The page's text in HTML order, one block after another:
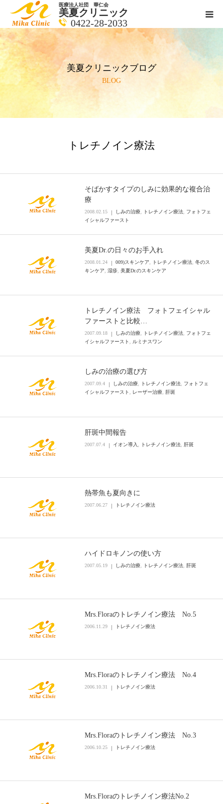
医療法人社団 華仁会
美夏クリニック
0422-28-2033
美夏クリニックブログ
BLOG
トレチノイン療法
そばかすタイプのしみに効果的な複合治
療
2008.02.15 しみの治療 トレチノイン療法
フォトフェ
イシャルファースト
美夏Dr.の日々のお手入れ
2008.01.24 009)スキンケア トレチノイン療法 冬のス
キンケア
湿疹 美夏Dr.のスキンケア
トレチノイン療法 フォトフェイシャル
ファーストと比較…
2007.09.18 しみの治療, トレチノイン療法, フォトフェ
イシャルファースト, ルミナスワン
しみの治療の選び方
2007.09.4 しみの治療, トレチノイン療法, フォトフェ
イシャルファースト, レーザー治療, 肝斑
肝斑中間報告
2007.07.4 イオン導入 トレチノイン療法 肝斑
熱帯魚も夏向きに
2007.06.27 トレチノイン療法
ハイドロキノンの使い方
2007.05.19 しみの治療, トレチノイン療法, 肝斑
Mrs.Floraのトレチノイン療法 No.5
2006.11.29 トレチノイン療法
Mrs.Floraのトレチノイン療法 No.4
2006.10.31 トレチノイン療法
Mrs.Floraのトレチノイン療法 No.3
2006.10.25 トレチノイン療法
Mrs.Floraのトレチノイン療法No.2
医師紹介
診療科目
クリニックの紹介
料金一覧 new